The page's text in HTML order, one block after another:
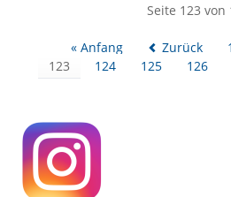
Musikprojekt
Seite 123 von
« Anfang Zurück
123
124 125 126